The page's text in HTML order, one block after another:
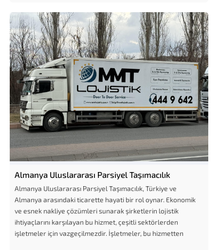
Almanya Uluslararası Parsiyel Taşımacılık
Almanya Uluslararası Parsiyel Taşımacılık, Türkiye ve
Almanya arasındaki ticarette hayati bir rol oynar. Ekonomik
ve esnek nakliye çözümleri sunarak şirketlerin lojistik
ihtiyaçlarını karşılayan bu hizmet, çeşitli sektörlerden
işletmeler için vazgeçilmezdir. İşletmeler, bu hizmetten